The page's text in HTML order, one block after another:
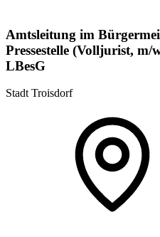
Amtsleitung im
Pressestelle (Volljurist,
LBesG
Stadt Troisdorf